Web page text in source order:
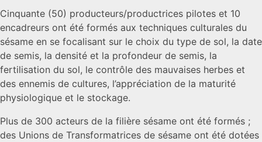
Cinquante (50) producteurs/productrices pilotes et 10
encadreurs ont été formés aux techniques culturales du
sésame en se focalisant sur le choix du type de sol, la date
de semis, la densité et la profondeur de semis, la
fertilisation du sol, le contrôle des mauvaises herbes et
des ennemis de cultures, l’appréciation de la maturité
physiologique et le stockage.
Plus de 300 acteurs de la filière sésame ont été formés ;
des Unions de Transformatrices de sésame ont été dotées